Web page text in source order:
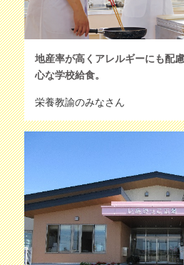
地産率が高くアレルギーにも配
心な学校給食。
栄養教諭のみなさん